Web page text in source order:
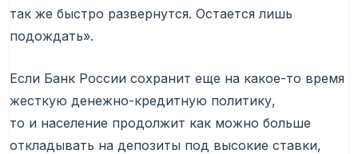
так же быстро развернутся. Остается лишь
подождать».
Если Банк России сохранит еще на какое-то время
жесткую денежно-кредитную политику,
то и население продолжит как можно больше
откладывать на депозиты под высокие ставки,